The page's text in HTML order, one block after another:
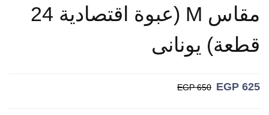
مقاس M ​​(عبوة اقتصادية 24
قطعة) يونانى
EGP 625
EGP650